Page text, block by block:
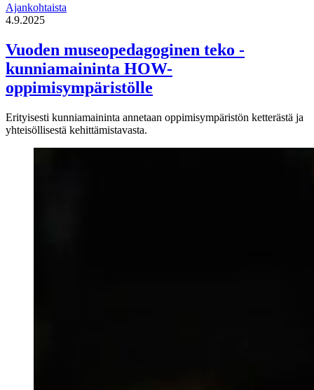
Ajankohtaista
4.9.2025
Vuoden museopedagoginen teko -
kunniamaininta HOW-
oppimisympäristölle
Erityisesti kunniamaininta annetaan oppimisympäristön ketterästä ja
yhteisöllisestä kehittämistavasta.